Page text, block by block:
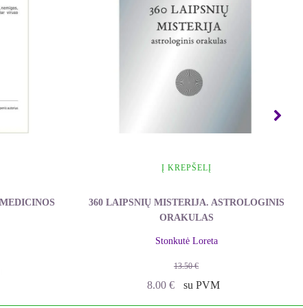
tiesą.
vienas simbolis per dieną.
tuo, bet ir nepamirškite apie
reikšmes.
Į KREPŠELĮ
360 LAIPSNIŲ MISTERIJA. ASTROLOGINIS
ORAKULAS
Stonkutė Loreta
13.50€
Original
8.00 €Current
su PVM